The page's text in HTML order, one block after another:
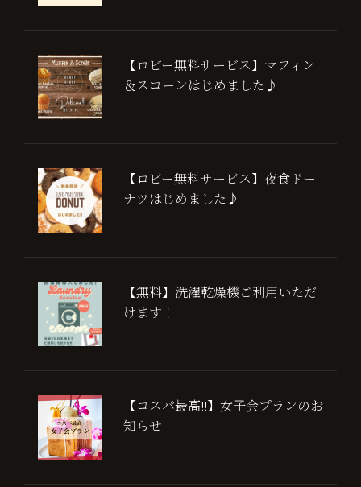
【ロビー無料サービス】マフィン
＆スコーンはじめました♪
【ロビー無料サービス】夜食ドー
ナツはじめました♪
【無料】洗濯乾燥機ご利用いただ
けます！
【コスパ最高!!】女子会プランのお
知らせ